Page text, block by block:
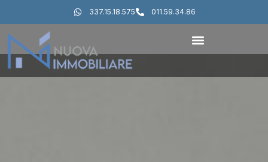
337.15.18.575 011.59.34.86